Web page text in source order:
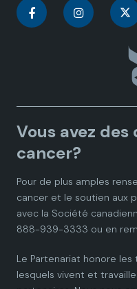
C
a
d
a
n
P
C
a
d
a
n
P
n
a
d
a
n
P
Vous avez
cancer?
Pour de plus amples
cancer et le soutien aux
avec la Société
888-939-3333 ou en
Le Partenariat honore
lesquels vivent et